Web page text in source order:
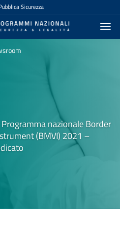
Sicurezza
nazionale Border
(BMVI) 2021 –